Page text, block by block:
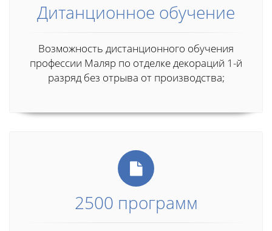
Дитанционное обучение
Возможность дистанционного обучения
профессии Маляр по отделке декораций 1-й
разряд без отрыва от производства;
2500 программ